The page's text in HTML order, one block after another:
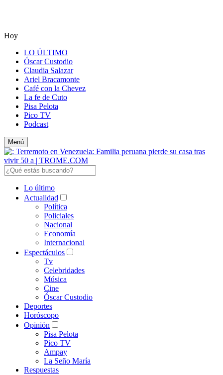
Hoy
LO ÚLTIMO
Óscar Custodio
Claudia Salazar
Ariel Bracamonte
Café con la Chevez
La fe de Cuto
Pisa Pelota
Pico TV
Podcast
Menú
Lo último
Actualidad
Política
Policiales
Nacional
Economía
Internacional
Espectáculos
Tv
Celebridades
Música
Cine
Óscar Custodio
Deportes
Horóscopo
Opinión
Pisa Pelota
Pico TV
Ampay
La Seño María
Respuestas